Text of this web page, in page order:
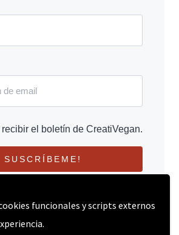
funcionales y scripts externos
el boletín de CreatiVegan.
SUSCRÍBEME!